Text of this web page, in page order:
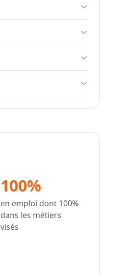
100%
en emploi dont 100%
dans les métiers
visés